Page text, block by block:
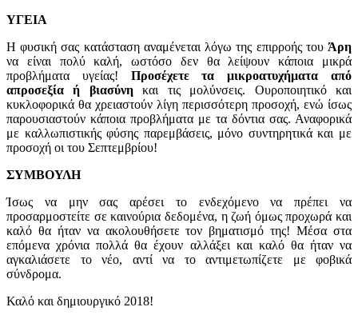
ΥΓΕΙΑ
Η φυσική σας κατάσταση αναμένεται λόγω της επιρροής του Άρη
να είναι πολύ καλή, ωστόσο δεν θα λείψουν κάποια μικρά
προβλήματα υγείας! Προσέχετε τα μικροατυχήματα από
απροσεξία ή βιασύνηκαι τις μολύνσεις. Ουροποιητικό και
κυκλοφορικά θα χρειαστούν λίγη περισσότερη προσοχή, ενώ ίσως
παρουσιαστούν κάποια προβλήματα με τα δόντια σας. Αναφορικά
με καλλωπιστικής φύσης παρεμβάσεις, μόνο συντηρητικά και με
προσοχή οι του Σεπτεμβρίου!
ΣΥΜΒΟΥΛΗ
Ίσως να μην σας αρέσει το ενδεχόμενο να πρέπει να
προσαρμοστείτε σε καινούρια δεδομένα, η ζωή όμως προχωρά και
καλό θα ήταν να ακολουθήσετε τον βηματισμό της! Μέσα στα
επόμενα χρόνια πολλά θα έχουν αλλάξει και καλό θα ήταν να
αγκαλιάσετε το νέο, αντί να το αντιμετωπίζετε με φοβικά
σύνδρομα.
Καλό και δημιουργικό 2018!